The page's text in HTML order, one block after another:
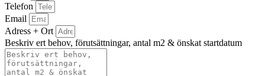
Telefon
Email
Adress + Ort
Beskriv ert behov, förutsättningar, antal m2 & önskat startdatum